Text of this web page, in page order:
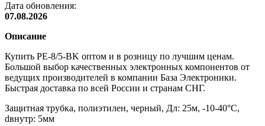
Дата обновления:
07.08.2026
Описание
Купить PE-8/5-BK оптом и в розницу по лучшим ценам.
Большой выбор качественных электронных компонентов от
ведущих производителей в компании База Электроники.
Быстрая доставка по всей России и странам СНГ.
Защитная трубка, полиэтилен, черный, Дл: 25м, -10-40°C,
dвнутр: 5мм